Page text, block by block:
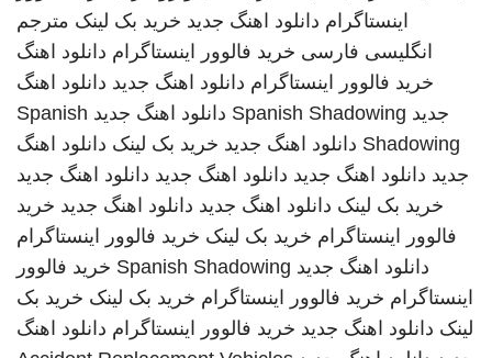
اینستاگرام دانلود اهنگ جدید خرید بک لینک مترجم
انگلیسی فارسی خرید فالوور اینستاگرام دانلود اهنگ
خرید فالوور اینستاگرام دانلود اهنگ جدید دانلود اهنگ
جدید Spanish Shadowing دانلود اهنگ جدید Spanish
Shadowing دانلود اهنگ جدید خرید بک لینک دانلود اهنگ
جدید دانلود اهنگ جدید دانلود اهنگ جدید دانلود اهنگ جدید
خرید بک لینک دانلود اهنگ جدید دانلود اهنگ جدید خرید
فالوور اینستاگرام خرید بک لینک خرید فالوور اینستاگرام
دانلود اهنگ جدید Spanish Shadowing خرید فالوور
اینستاگرام خرید فالوور اینستاگرام خرید بک لینک خرید بک
لینک دانلود اهنگ جدید خرید فالوور اینستاگرام دانلود اهنگ